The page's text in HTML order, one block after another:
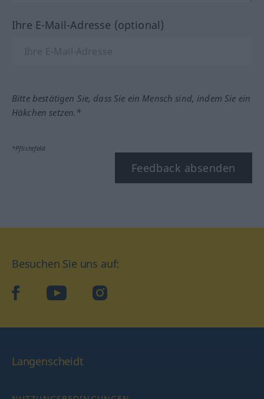
Ihre E-Mail-Adresse (optional)
Bitte bestätigen Sie, dass Sie ein Mensch sind, indem Sie ein
Häkchen setzen.*
*Pflichtfeld
Feedback absenden
Besuchen Sie uns auf:
facebookYouTube Instagram
Langenscheidt